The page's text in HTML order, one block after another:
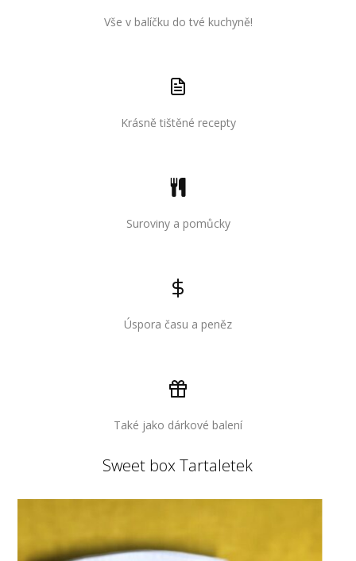
Vše v balíčku do tvé kuchyně!
Krásně tištěné recepty
Suroviny a pomůcky
Úspora času a peněz
Také jako dárkové balení
Sweet box Tartaletek